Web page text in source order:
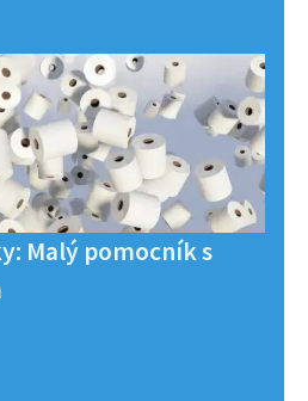
Malý pomocník s